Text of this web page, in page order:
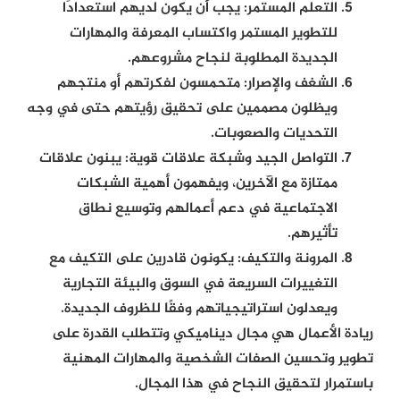
التعلم المستمر:يجب أن يكون لديهم استعدادًا
للتطوير المستمر واكتساب المعرفة والمهارات
الجديدة المطلوبة لنجاح مشروعهم.
الشغف والإصرار:متحمسون لفكرتهم أو منتجهم
ويظلون مصممين على تحقيق رؤيتهم حتى في وجه
التحديات والصعوبات.
التواصل الجيد وشبكة علاقات قوية:يبنون علاقات
ممتازة مع الآخرين، ويفهمون أهمية الشبكات
الاجتماعية في دعم أعمالهم وتوسيع نطاق
تأثيرهم.
المرونة والتكيف:يكونون قادرين على التكيف مع
التغييرات السريعة في السوق والبيئة التجارية
ويعدلون استراتيجياتهم وفقًا للظروف الجديدة.
ريادة الأعمال هي مجال ديناميكي وتتطلب القدرة على
تطوير وتحسين الصفات الشخصية والمهارات المهنية
باستمرار لتحقيق النجاح في هذا المجال.